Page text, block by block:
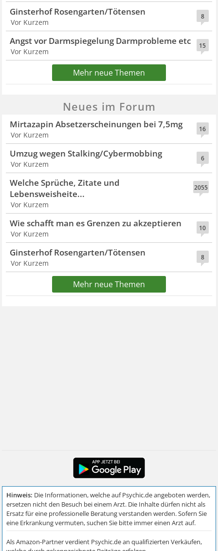
8
Ginsterhof Rosengarten/Tötensen
Vor Kurzem
15
Angst vor Darmspiegelung Darmprobleme etc
Vor Kurzem
Mehr neue Themen
Neues im Forum
16
Mirtazapin Absetzerscheinungen bei 7,5mg
Vor Kurzem
6
Umzug wegen Stalking/Cybermobbing
Vor Kurzem
2055
Welche Sprüche, Zitate und
Lebensweisheite...
Vor Kurzem
10
Wie schafft man es Grenzen zu akzeptieren
Vor Kurzem
8
Ginsterhof Rosengarten/Tötensen
Vor Kurzem
Mehr neue Themen